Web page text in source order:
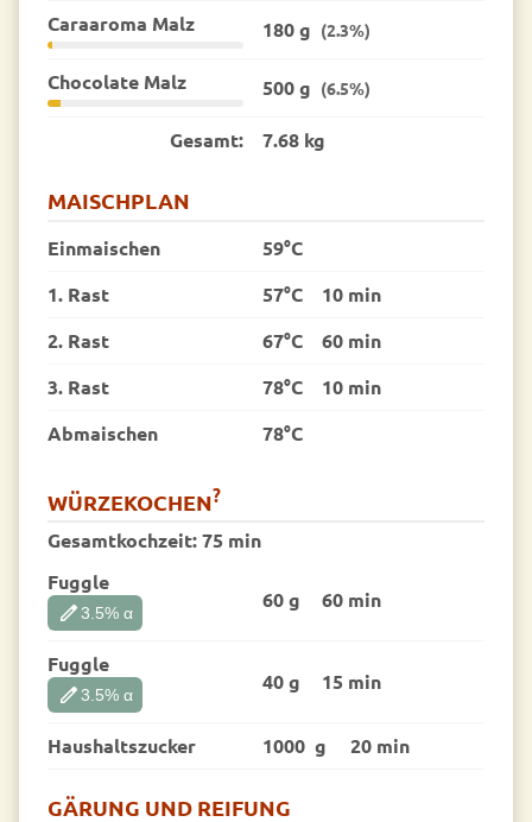
Caraaroma Malz 180 g (2.3%)
Chocolate Malz 500 g (6.5%)
Gesamt: 7.68 kg
MAISCHPLAN
Einmaischen
59°C
1. Rast
57°C
10 min
2. Rast
67°C
60 min
3. Rast
78°C
10 min
Abmaischen
78°C
WÜRZEKOCHEN?
Gesamtkochzeit:75 min
Fuggle
edit3.5% α
60 g 60 min
Fuggle
edit3.5% α
40 g 15 min
Haushaltszucker 1000 g 20 min
GÄRUNG UND REIFUNG